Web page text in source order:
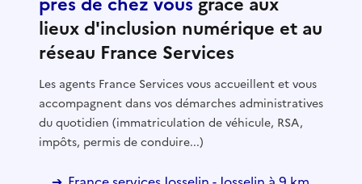
lieux d'inclusion numérique et au
réseau France Services
Les agents France Services vous accueillent et vous
accompagnent dans vos démarches administratives
du quotidien (immatriculation de véhicule, RSA,
impôts, permis de conduire...)